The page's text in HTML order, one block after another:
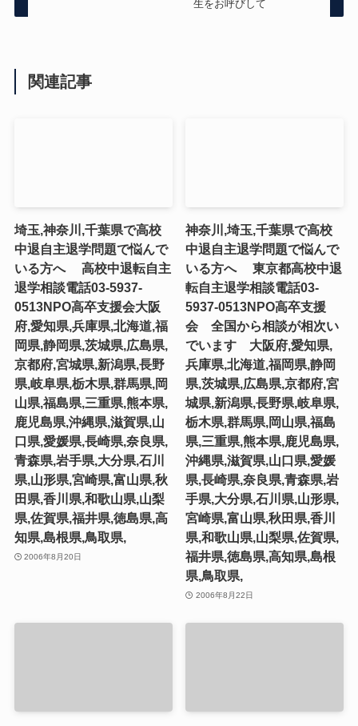
生をお呼びして
関連記事
埼玉,神奈川,千葉県で高校
中退自主退学問題で悩んで
いる方へ 高校中退転自主
退学相談電話03-5937-
0513NPO高卒支援会大阪
府,愛知県,兵庫県,北海道,福
岡県,静岡県,茨城県,広島県,
京都府,宮城県,新潟県,長野
県,岐阜県,栃木県,群馬県,岡
山県,福島県,三重県,熊本県,
鹿児島県,沖縄県,滋賀県,山
口県,愛媛県,長崎県,奈良県,
青森県,岩手県,大分県,石川
県,山形県,宮崎県,富山県,秋
田県,香川県,和歌山県,山梨
県,佐賀県,福井県,徳島県,高
知県,島根県,鳥取県,
2006年8月20日
神奈川,埼玉,千葉県で高校
中退自主退学問題で悩んで
いる方へ 東京都高校中退
転自主退学相談電話03-
5937-0513NPO高卒支援
会 全国から相談が相次い
でいます 大阪府,愛知県,
兵庫県,北海道,福岡県,静岡
県,茨城県,広島県,京都府,宮
城県,新潟県,長野県,岐阜県,
栃木県,群馬県,岡山県,福島
県,三重県,熊本県,鹿児島県,
沖縄県,滋賀県,山口県,愛媛
県,長崎県,奈良県,青森県,岩
手県,大分県,石川県,山形県,
宮崎県,富山県,秋田県,香川
県,和歌山県,山梨県,佐賀県,
福井県,徳島県,高知県,島根
県,鳥取県,
2006年8月22日